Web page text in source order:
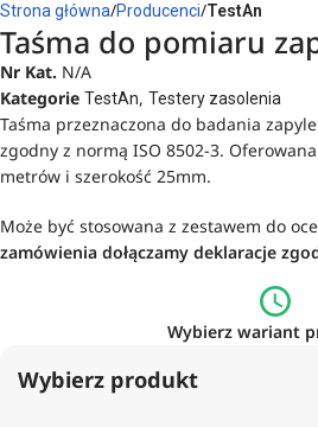
Strona główna Producenci TestAn
Taśma do pomiaru
Nr Kat. N/A
Kategorie TestAn, Testery zasolenia
Taśma przeznaczona do badania
zgodny z normą ISO 8502-3.
metrów i szerokość 25mm.
Może być stosowana z zestawem do
zamówienia dołączamy deklaracje
Wybierz wariant
Wybierz produkt